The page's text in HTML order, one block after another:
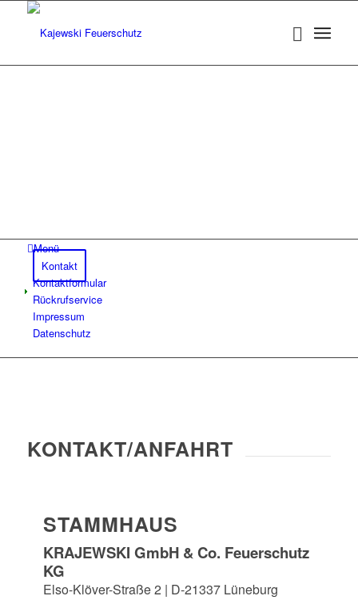
Menü
Kontakt
Kontaktformular
Rückrufservice
Impressum
Datenschutz
KONTAKT/ANFAHRT
STAMMHAUS
KRAJEWSKI GmbH & Co. Feuerschutz
KG
Elso-Klöver-Straße 2 | D-21337 Lüneburg